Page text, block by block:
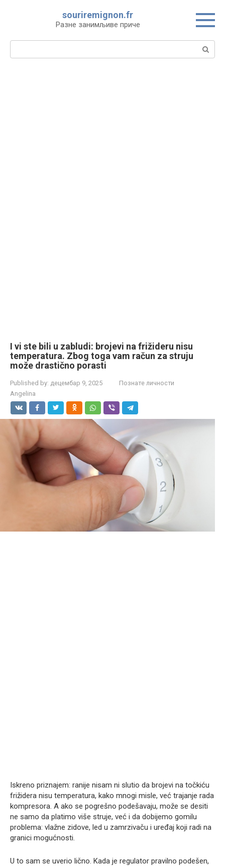
souriremignon.fr
Разне занимљиве приче
Search:
I vi ste bili u zabludi: brojevi na frižideru nisu
temperatura. Zbog toga vam račun za struju
može drastično porasti
Published by: децембар 9, 2025
Познате личности
Angelina
Iskreno priznajem: ranije nisam ni slutio da brojevi na točkiću
frižidera nisu temperatura, kako mnogi misle, već trajanje rada
kompresora. A ako se pogrešno podešavaju, može se desiti
ne samo da platimo više struje, već i da dobijemo gomilu
problema: vlažne zidove, led u zamrzivaču i uređaj koji radi na
granici mogućnosti.
U to sam se uverio lično. Kada je regulator pravilno podešen,